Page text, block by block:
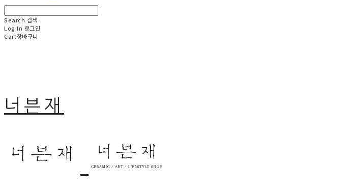
Search 검색
Log In 로그인
Cart장바구니
너븐재